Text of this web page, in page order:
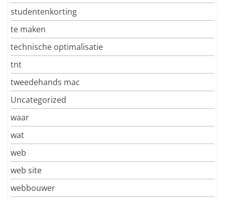
studentenkorting
te maken
technische optimalisatie
tnt
tweedehands mac
Uncategorized
waar
wat
web
web site
webbouwer